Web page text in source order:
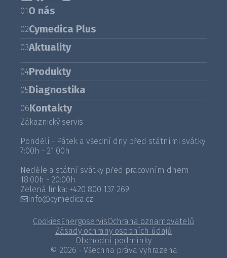
01O nás
02Cymedica Plus
03Aktuality
04Produkty
05Diagnostika
06Kontakty
Zákaznický servis
Pondělí - Pátek a všední dny před státními svátky
7:00h - 21:00h
Neděle a státní svátky před pracovním dnem
18:00h - 20:00h
Zelená linka: +420 800 137 269
info@cymedica.cz
© 2026 - Všechna práva vyhrazena
CookiesEnergoservisOchrana oznamovatelů
Zásady ochrany osobních údajů
Obchodní podmínky